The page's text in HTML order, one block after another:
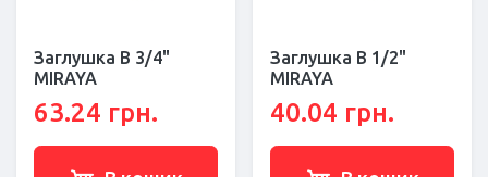
Заглушка В 3/4"
MIRAYA
63.24 грн.
Заглушка В 1/2"
MIRAYA
40.04 грн.